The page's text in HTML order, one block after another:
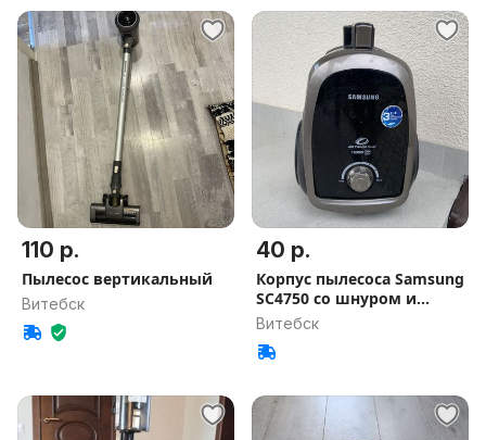
110 р.
Пылесос вертикальный
Витебск
40 р.
Корпус пылесоса Samsung
SC4750 со шнуром и
фильтра
Витебск